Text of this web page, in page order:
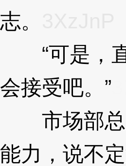
志。
“可是，直
会接受吧。”
市场部总
能力，说不